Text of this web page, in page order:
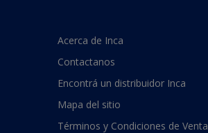
Acerca de Inca
Contactanos
Encontrá un distribuidor Inca
Mapa del sitio
Términos y Condiciones de Venta